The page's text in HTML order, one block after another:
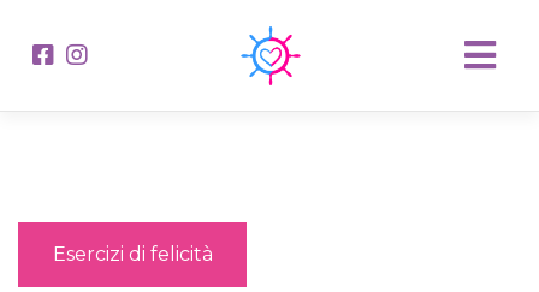
Esercizi di felicità